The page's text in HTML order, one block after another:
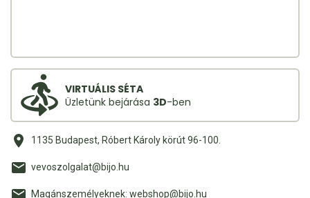
VIRTUÁLIS SÉTA
Üzletünk bejárása 3D-ben
1135 Budapest, Róbert Károly körút 96-100.
vevoszolgalat@bijo.hu
Magánszemélyeknek: webshop@bijo.hu